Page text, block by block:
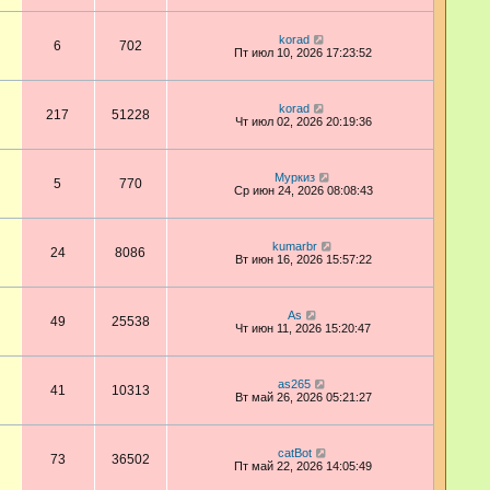
6 702
korad
Пт июл 10, 2026 17:23:52
217 51228
korad
Чт июл 02, 2026 20:19:36
5 770
Муркиз
Ср июн 24, 2026 08:08:43
24 8086
kumarbr
Вт июн 16, 2026 15:57:22
49 25538
As
Чт июн 11, 2026 15:20:47
41 10313
as265
Вт май 26, 2026 05:21:27
73 36502
catBot
Пт май 22, 2026 14:05:49